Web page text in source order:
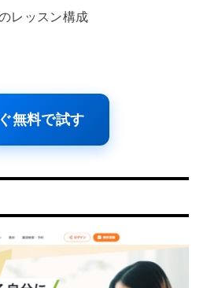
レッスン構成
無料で試す